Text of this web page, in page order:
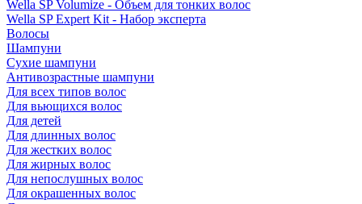
Wella SP Volumize - Объем для тонких волос
Wella SP Expert Kit - Набор эксперта
Волосы
Шампуни
Сухие шампуни
Антивозрастные шампуни
Для всех типов волос
Для вьющихся волос
Для детей
Для длинных волос
Для жестких волос
Для жирных волос
Для непослушных волос
Для окрашенных волос